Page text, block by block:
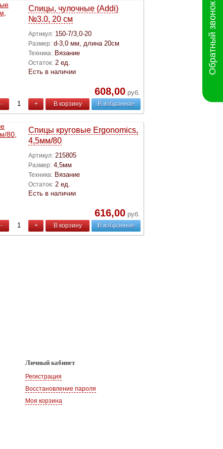
Спицы, чулочные (Addi)
№3.0, 20 см
Артикул: 150-7/3,0-20
Размер: d-3,0 мм, длина 20см
Техника: Вязание
Остаток: 2 ед.
Есть в наличии
608,00 руб.
- + В корзину В избранное
Спицы круговые Ergonomics,
4,5мм/80
Артикул: 215805
Размер: 4,5мм
Техника: Вязание
Остаток: 2 ед.
Есть в наличии
616,00 руб.
- + В корзину В избранное
Личный кабинет
Регистрация
Восстановление пароля
Моя корзина
Обратный звонок